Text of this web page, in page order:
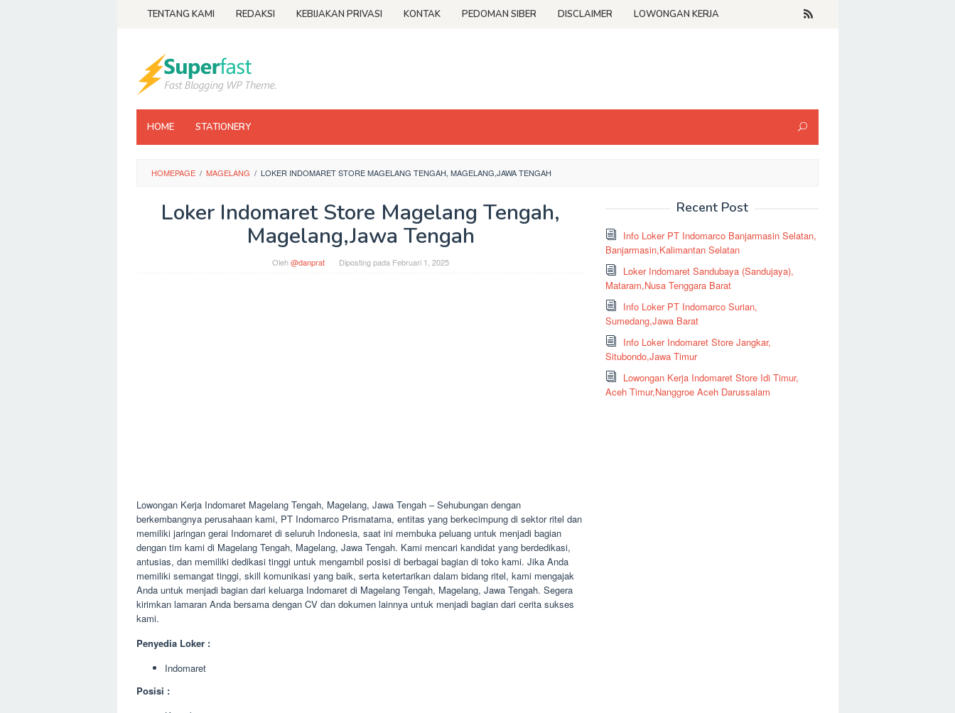
TENTANG KAMI REDAKSI KEBIJAKAN PRIVASI KONTAK PEDOMAN SIBER DISCLAIMER LOWONGAN KERJA
HOME STATIONERY
HOMEPAGE / MAGELANG / LOKER INDOMARET STORE MAGELANG TENGAH, MAGELANG,JAWA TENGAH
Loker Indomaret Store Magelang Tengah,
Magelang,Jawa Tengah
Oleh@danprat Diposting pada Februari 1, 2025
Lowongan Kerja Indomaret Magelang Tengah, Magelang, Jawa Tengah – Sehubungan dengan
berkembangnya perusahaan kami, PT Indomarco Prismatama, entitas yang berkecimpung di sektor ritel dan
memiliki jaringan gerai Indomaret di seluruh Indonesia, saat ini membuka peluang untuk menjadi bagian
dengan tim kami di Magelang Tengah, Magelang, Jawa Tengah. Kami mencari kandidat yang berdedikasi,
antusias, dan memiliki dedikasi tinggi untuk mengambil posisi di berbagai bagian di toko kami. Jika Anda
memiliki semangat tinggi, skill komunikasi yang baik, serta ketertarikan dalam bidang ritel, kami mengajak
Anda untuk menjadi bagian dari keluarga Indomaret di Magelang Tengah, Magelang, Jawa Tengah. Segera
kirimkan lamaran Anda bersama dengan CV dan dokumen lainnya untuk menjadi bagian dari cerita sukses
kami.
Penyedia Loker :
Indomaret
Posisi :
Recent Post
Info Loker PT Indomarco Banjarmasin Selatan,
Banjarmasin,Kalimantan Selatan
Loker Indomaret Sandubaya (Sandujaya),
Mataram,Nusa Tenggara Barat
Info Loker PT Indomarco Surian,
Sumedang,Jawa Barat
Info Loker Indomaret Store Jangkar,
Situbondo,Jawa Timur
Lowongan Kerja Indomaret Store Idi Timur,
Aceh Timur,Nanggroe Aceh Darussalam